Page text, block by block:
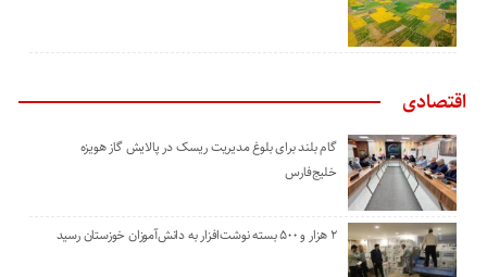
اقتصادی
گام بلند برای بلوغ مدیریت ریسک در پالایش گاز هویزه
خلیج‌فارس
۲ هزار و ۵۰۰ بسته نوشت‌افزار به دانش‌آموزان خوزستان رسید